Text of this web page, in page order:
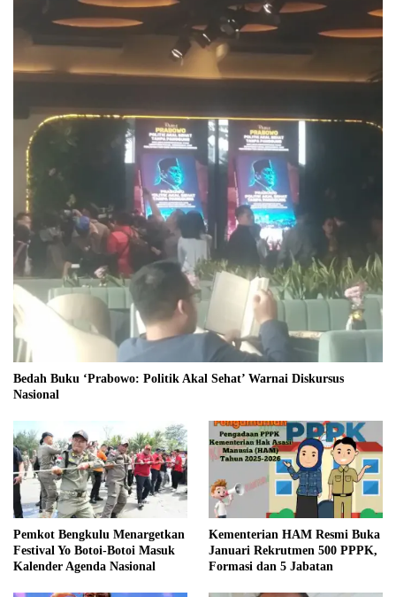
Bedah Buku ‘Prabowo: Politik Akal Sehat’ Warnai Diskursus
Nasional
Pemkot Bengkulu Menargetkan
Festival Yo Botoi-Botoi Masuk
Kalender Agenda Nasional
Kementerian HAM Resmi Buka
Januari Rekrutmen 500 PPPK,
Formasi dan 5 Jabatan